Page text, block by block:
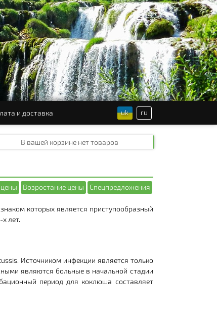
и доставка uk ru
В вашей корзине нет товаров
Возростание цены Спецпредложения
которых является приступообразный
лет.
. Источником инфекции является только
являются больные в начальной стадии
период для коклюша составляет